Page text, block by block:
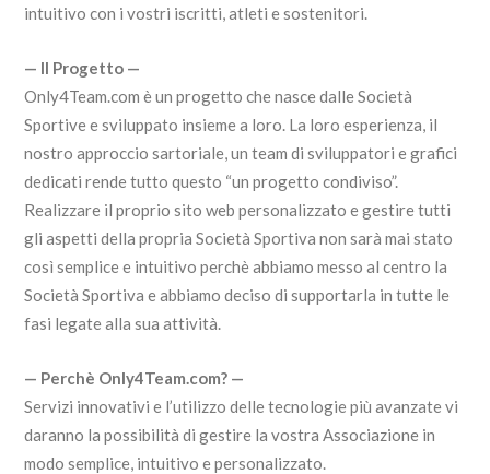
intuitivo con i vostri iscritti, atleti e sostenitori.
— Il Progetto —
Only4Team.com è un progetto che nasce dalle Società
Sportive e sviluppato insieme a loro. La loro esperienza, il
nostro approccio sartoriale, un team di sviluppatori e grafici
dedicati rende tutto questo “un progetto condiviso”.
Realizzare il proprio sito web personalizzato e gestire tutti
gli aspetti della propria Società Sportiva non sarà mai stato
così semplice e intuitivo perchè abbiamo messo al centro la
Società Sportiva e abbiamo deciso di supportarla in tutte le
fasi legate alla sua attività.
— Perchè Only4Team.com? —
Servizi innovativi e l’utilizzo delle tecnologie più avanzate vi
daranno la possibilità di gestire la vostra Associazione in
modo semplice, intuitivo e personalizzato.